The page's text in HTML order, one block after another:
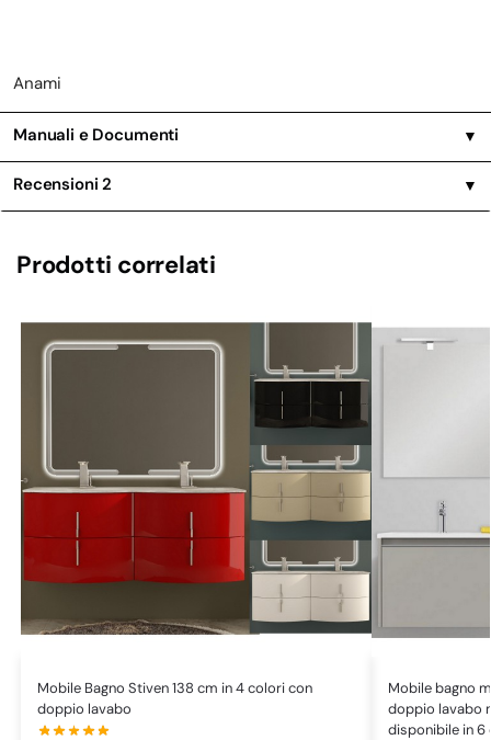
Anami
Manuali e Documenti ▼
Recensioni2 ▼
Prodotti correlati
Mobile Bagno Stiven 138 cm in 4 colori con
doppio lavabo
Mobile bagno
doppio lavabo
disponibile in 6